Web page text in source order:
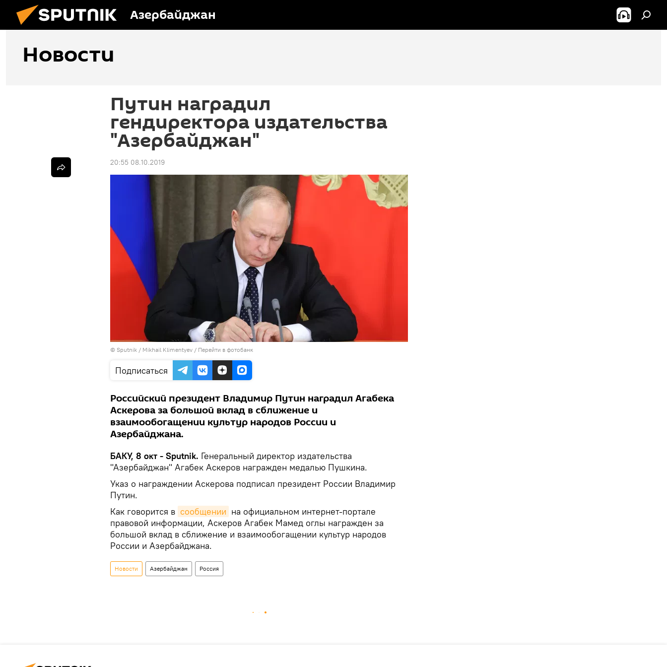
Азербайджан
Новости
Путин наградил
гендиректора издательства
"Азербайджан"
20:55 08.10.2019
© Sputnik / Mikhail Klimentyev / Перейти в фотобанк
Подписаться
Российский президент Владимир Путин наградил Агабека
Аскерова за большой вклад в сближение и
взаимообогащении культур народов России и
Азербайджана.
БАКУ, 8 окт - Sputnik. Генеральный директор издательства
"Азербайджан" Агабек Аскеров награжден медалью Пушкина.
Указ о награждении Аскерова подписал президент России Владимир
Путин.
Как говорится в сообщении на официальном интернет-портале
правовой информации, Аскеров Агабек Мамед оглы награжден за
большой вклад в сближение и взаимообогащении культур народов
России и Азербайджана.
Новости Азербайджан Россия